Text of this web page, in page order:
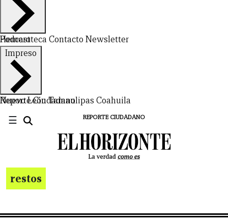
Hemeroteca Contacto Newsletter
Podcast
Impreso
Nuevo LeónTamaulipas Coahuila
Reporte Ciudadano
☰ REPORTE CIUDADANO
restos